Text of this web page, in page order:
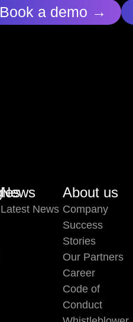
Book a demo →
News
Latest News
About us
Company
Success
Stories
Our Partners
Career
Code of
Conduct